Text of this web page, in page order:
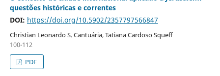
questões históricas e correntes
DOI: https://doi.org/10.5902/2357797566847
Christian Leonardo S. Cantuária, Tatiana Cardoso Squeff
100-112
PDF